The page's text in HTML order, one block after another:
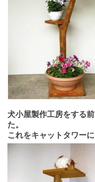
犬小屋製作工房をする
た。
これをキャットタワー